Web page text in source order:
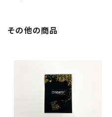
その他の商品